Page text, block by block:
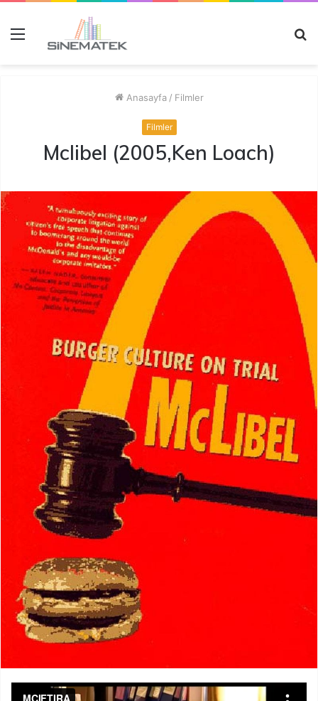
Anasayfa / Filmler
Filmler
Mclibel (2005,Ken Loach)